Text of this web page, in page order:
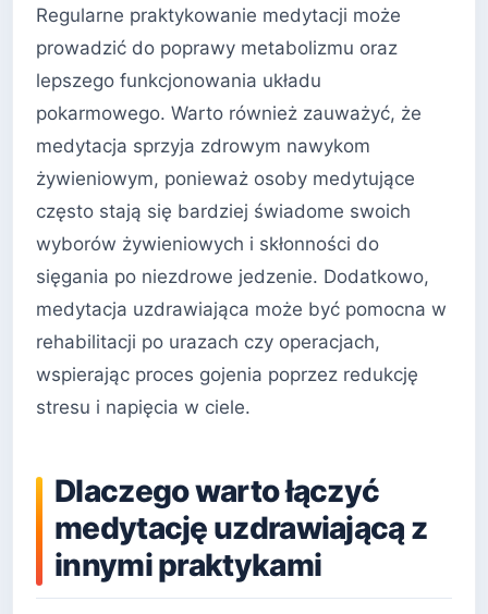
Regularne praktykowanie medytacji może
prowadzić do poprawy metabolizmu oraz
lepszego funkcjonowania układu
pokarmowego. Warto również zauważyć, że
medytacja sprzyja zdrowym nawykom
żywieniowym, ponieważ osoby medytujące
często stają się bardziej świadome swoich
wyborów żywieniowych i skłonności do
sięgania po niezdrowe jedzenie. Dodatkowo,
medytacja uzdrawiająca może być pomocna w
rehabilitacji po urazach czy operacjach,
wspierając proces gojenia poprzez redukcję
stresu i napięcia w ciele.
Dlaczego warto łączyć
medytację uzdrawiającą z
innymi praktykami